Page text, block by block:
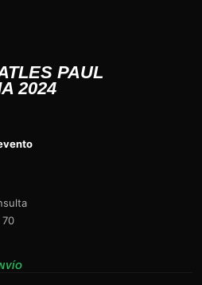
PAUL
2024